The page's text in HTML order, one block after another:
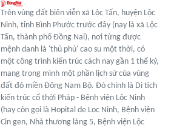
Trên vùng đất biên viễn xã Lộc Tấn, huyện Lộc
Ninh, tỉnh Bình Phước trước đây (nay là xã Lộc
Tấn, thành phố Đồng Nai), nơi từng được
mệnh danh là 'thủ phủ' cao su một thời, có
một công trình kiến trúc cách nay gần 1 thế kỷ,
mang trong mình một phần lịch sử của vùng
đất đỏ miền Đông Nam Bộ. Đó chính là Di tích
kiến trúc cổ thời Pháp - Bệnh viện Lộc Ninh
(hay còn gọi là Hopital de Loc Ninh, Bệnh viện
Cin gen, Nhà thương làng 5, Bệnh viện Lộc